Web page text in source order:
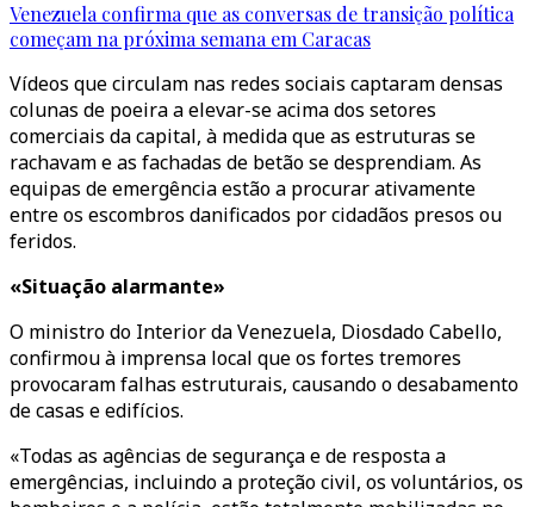
Venezuela confirma que as conversas de transição política
começam na próxima semana em Caracas
Vídeos que circulam nas redes sociais captaram densas
colunas de poeira a elevar-se acima dos setores
comerciais da capital, à medida que as estruturas se
rachavam e as fachadas de betão se desprendiam. As
equipas de emergência estão a procurar ativamente
entre os escombros danificados por cidadãos presos ou
feridos.
«Situação alarmante»
O ministro do Interior da Venezuela, Diosdado Cabello,
confirmou à imprensa local que os fortes tremores
provocaram falhas estruturais, causando o desabamento
de casas e edifícios.
«Todas as agências de segurança e de resposta a
emergências, incluindo a proteção civil, os voluntários, os